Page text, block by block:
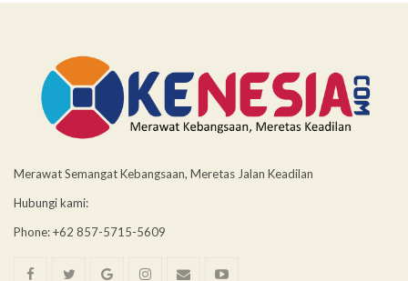
Merawat Semangat Kebangsaan, Meretas Jalan Keadilan
Hubungi kami:
Phone: +62 857-5715-5609